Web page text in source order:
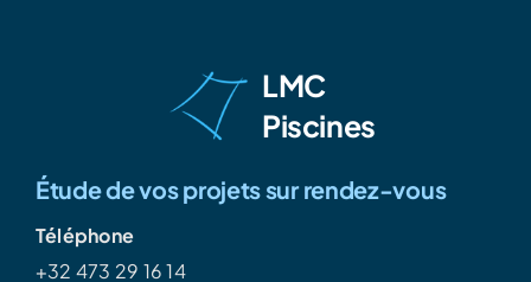
LMC
Piscines
Étude de vos projets sur rendez-vous
Téléphone
+32 473 29 16 14